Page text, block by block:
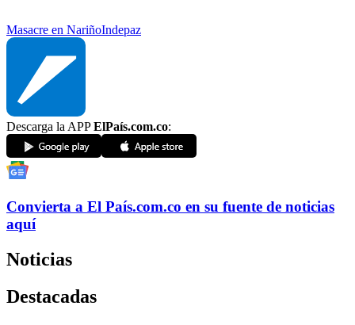
Masacre en NariñoIndepaz
Descarga la APPElPaís.com.co:
Convierta a El País.com.co en su fuente de noticias
aquí
Noticias
Destacadas